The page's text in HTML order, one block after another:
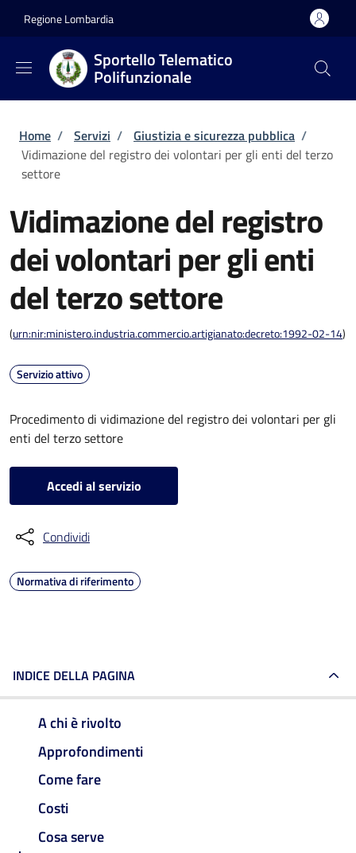
Regione Lombardia
Sportello Telematico
Polifunzionale
Briciole di pane
Home / Servizi / Giustizia e sicurezza pubblica /
Vidimazione del registro dei volontari per gli enti del terzo
settore
Vidimazione del registro
dei volontari per gli enti
del terzo settore
(urn:nir:ministero.industria.commercio.artigianato:decreto:1992-02-14)
Servizio attivo
Procedimento di vidimazione del registro dei volontari per gli
enti del terzo settore
Accedi al servizio
Condividi
Normativa di riferimento
INDICE DELLA PAGINA
A chi è rivolto
Approfondimenti
Come fare
Costi
Cosa serve